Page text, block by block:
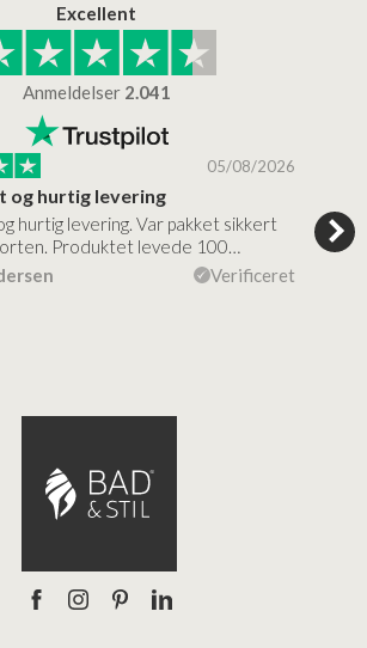
Excellent
Anmeldelser 2.041
05/08/2026
og hurtig levering
hurtig levering. Var pakket sikkert
Produktet levede 100…
Verificeret